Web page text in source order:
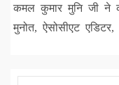
कमल कुमार मुनि जी ने
मुनोत, ऐसोसीएट